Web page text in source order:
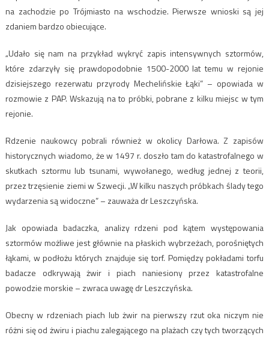
na zachodzie po Trójmiasto na wschodzie. Pierwsze wnioski są jej
zdaniem bardzo obiecujące.
„Udało się nam na przykład wykryć zapis intensywnych sztormów,
które zdarzyły się prawdopodobnie 1500-2000 lat temu w rejonie
dzisiejszego rezerwatu przyrody Mechelińskie Łąki” – opowiada w
rozmowie z PAP. Wskazują na to próbki, pobrane z kilku miejsc w tym
rejonie.
Rdzenie naukowcy pobrali również w okolicy Darłowa. Z zapisów
historycznych wiadomo, że w 1497 r. doszło tam do katastrofalnego w
skutkach sztormu lub tsunami, wywołanego, według jednej z teorii,
przez trzęsienie ziemi w Szwecji. „W kilku naszych próbkach ślady tego
wydarzenia są widoczne” – zauważa dr Leszczyńska.
Jak opowiada badaczka, analizy rdzeni pod kątem występowania
sztormów możliwe jest głównie na płaskich wybrzeżach, porośniętych
łąkami, w podłożu których znajduje się torf. Pomiędzy pokładami torfu
badacze odkrywają żwir i piach naniesiony przez katastrofalne
powodzie morskie – zwraca uwagę dr Leszczyńska.
Obecny w rdzeniach piach lub żwir na pierwszy rzut oka niczym nie
różni się od żwiru i piachu zalegającego na plażach czy tych tworzących